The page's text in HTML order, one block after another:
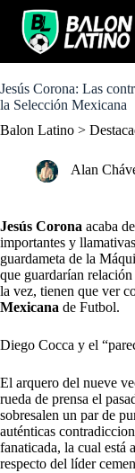
o
c
n
Jesús Corona: Las
la Selección Mexicana
Balon Latino >
Alan
Jesús Corona acaba
importantes y
guardameta de la
que guardarían
la vez, tienen que ver
Mexicana de Futbol.
Diego Cocca y el
El arquero del nueve
rueda de prensa el
sobresalen un par de
auténticas
fanaticada, la cual está
respecto del líder